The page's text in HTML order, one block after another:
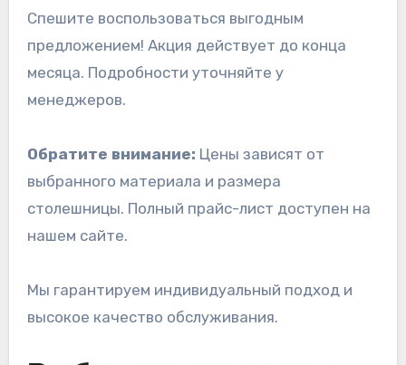
Спешите воспользоваться выгодным
предложением! Акция действует до конца
месяца. Подробности уточняйте у
менеджеров.
Обратите внимание: Цены зависят от
выбранного материала и размера
столешницы. Полный прайс-лист доступен на
нашем сайте.
Мы гарантируем индивидуальный подход и
высокое качество обслуживания.